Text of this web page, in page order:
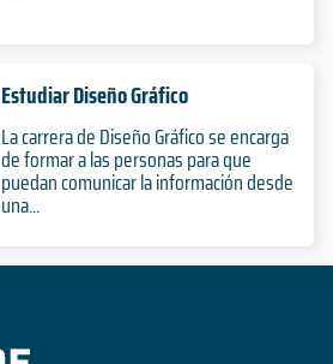
Estudiar Diseño Gráfico
La carrera de Diseño Gráfico se encarga
de formar a las personas para que
puedan comunicar la información desde
una...